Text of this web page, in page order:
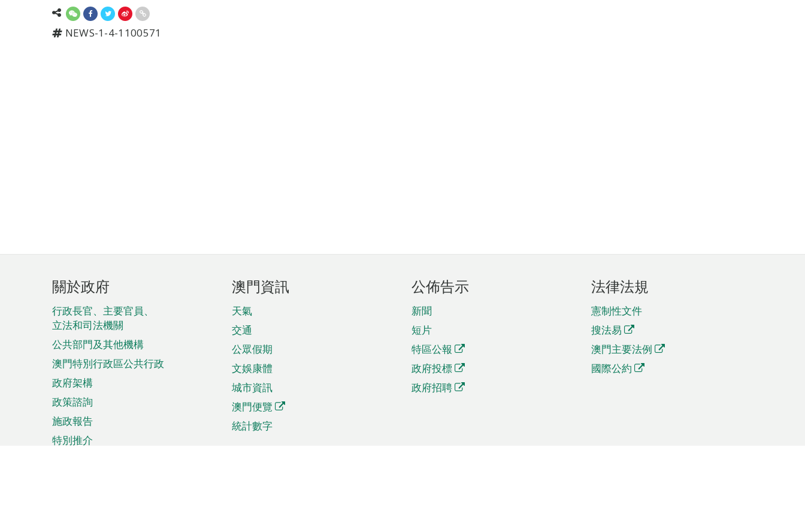
NEWS-1-4-1100571
頁
腳
菜
單
關於政府
行政長官、主要官員、
立法和司法機關
公共部門及其他機構
澳門特別行政區公共行政
政府架構
政策諮詢
施政報告
特別推介
澳門資訊
天氣
交通
公眾假期
文娛康體
城市資訊
澳門便覽
統計數字
公佈告示
新聞
短片
特區公報
政府投標
政府招聘
法律法規
憲制性文件
搜法易
澳門主要法例
國際公約